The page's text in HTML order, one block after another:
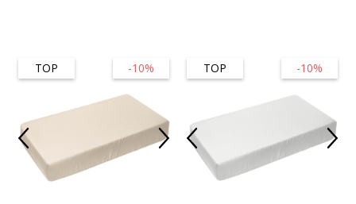
-10%
TOP -10%
TOP